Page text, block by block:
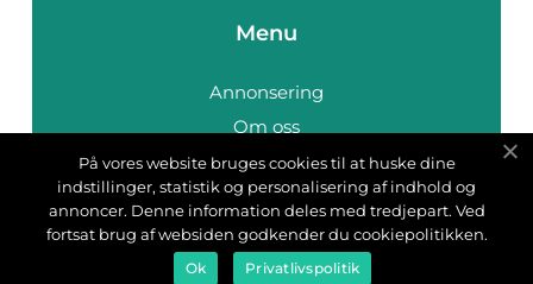
Menu
Annonsering
Om oss
Cookies
Kontakta oss
Sitemap
På vores website bruges cookies til at huske dine
indstillinger, statistik og personalisering af indhold og
annoncer. Denne information deles med tredjepart. Ved
fortsat brug af websiden godkender du cookiepolitikken.
Ok Privatlivspolitik